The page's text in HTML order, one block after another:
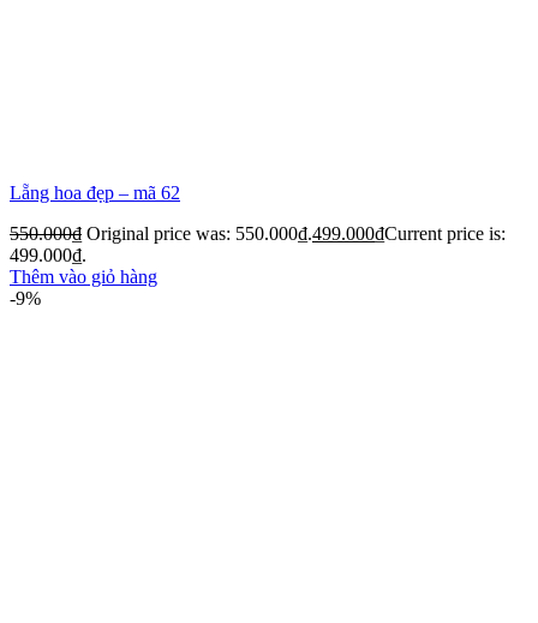
Lẵng hoa đẹp – mã 62
550.000₫ Original price was: 550.000₫.499.000₫Current price is:
499.000₫.
Thêm vào giỏ hàng
-9%